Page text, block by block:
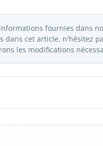
fournies dans
dans cet article, n'hésitez
les modifications